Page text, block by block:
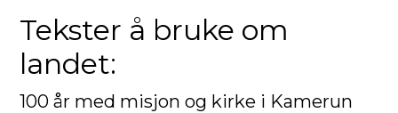
Tekster å bruke om
landet:
100 år med misjon og kirke i Kamerun